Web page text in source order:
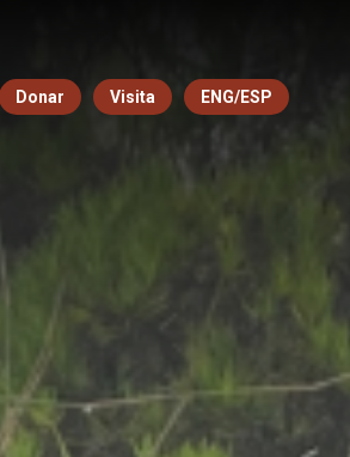
Donar Visita ENG/ESP